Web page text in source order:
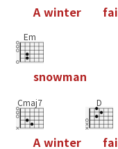
A winter fai
Em
snowman
Cmaj7
A winter
D
fai